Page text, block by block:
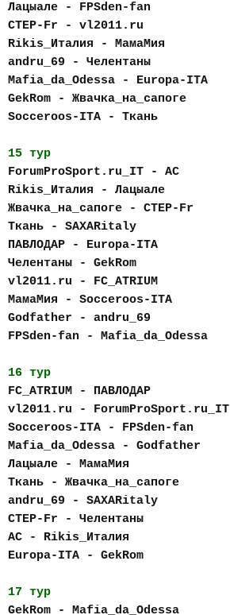
Лацыале - FPSden-fan
CTEP-Fr - vl2011.ru
Rikis_Италия - МамаМия
andru_69 - Челентаны
Mafia_da_Odessa - Europa-ITA
GekRom - Жвачка_на_сапоге
Socceroos-ITA - Ткань
15 тур
ForumProSport.ru_IT - AC
Rikis_Италия - Лацыале
Жвачка_на_сапоге - CTEP-Fr
Ткань - SAXARitaly
ПАВЛОДАР - Europa-ITA
Челентаны - GekRom
vl2011.ru - FC_АTRIUM
МамаМия - Socceroos-ITA
Godfather - andru_69
FPSden-fan - Mafia_da_Odessa
16 тур
FC_АTRIUM - ПАВЛОДАР
vl2011.ru - ForumProSport.ru_IT
Socceroos-ITA - FPSden-fan
Mafia_da_Odessa - Godfather
Лацыале - МамаМия
Ткань - Жвачка_на_сапоге
andru_69 - SAXARitaly
CTEP-Fr - Челентаны
AC - Rikis_Италия
Europa-ITA - GekRom
17 тур
GekRom - Mafia_da_Odessa